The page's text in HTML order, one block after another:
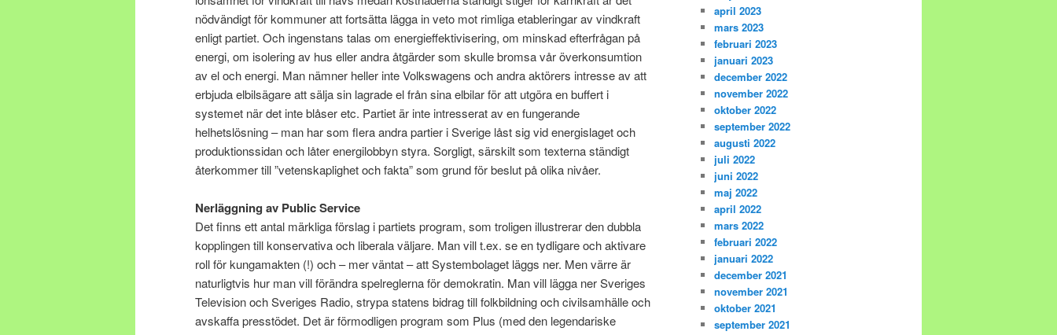
nödvändigt för kommuner att fortsätta lägga in veto mot rimliga etableringar av vindkraft
enligt partiet. Och ingenstans talas om energieffektivisering, om minskad efterfrågan på
energi, om isolering av hus eller andra åtgärder som skulle bromsa vår överkonsumtion
av el och energi. Man nämner heller inte Volkswagens och andra aktörers intresse av att
erbjuda elbilsägare att sälja sin lagrade el från sina elbilar för att utgöra en buffert i
systemet när det inte blåser etc. Partiet är inte intresserat av en fungerande
helhetslösning – man har som flera andra partier i Sverige låst sig vid energislaget och
produktionssidan och låter energilobbyn styra. Sorgligt, särskilt som texterna ständigt
återkommer till ”vetenskaplighet och fakta” som grund för beslut på olika nivåer.
Nerläggning av Public Service
Det finns ett antal märkliga förslag i partiets program, som troligen illustrerar den dubbla
kopplingen till konservativa och liberala väljare. Man vill t.ex. se en tydligare och aktivare
roll för kungamakten (!) och – mer väntat – att Systembolaget läggs ner. Men värre är
naturligtvis hur man vill förändra spelreglerna för demokratin. Man vill lägga ner Sveriges
Television och Sveriges Radio, strypa statens bidrag till folkbildning och civilsamhälle och
avskaffa presstödet. Det är förmodligen program som Plus (med den legendariske
april 2023
mars 2023
februari 2023
januari 2023
december 2022
november 2022
oktober 2022
september 2022
augusti 2022
juli 2022
juni 2022
maj 2022
april 2022
mars 2022
februari 2022
januari 2022
december 2021
november 2021
oktober 2021
september 2021